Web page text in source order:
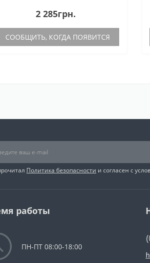
систему M.O.L.L.E., транспортируе..
2 285грн.
СООБЩИТЬ, КОГДА ПОЯВИТСЯ
Политика безопасности и согласен с
работы
ПН-ПТ 08:00-18:00